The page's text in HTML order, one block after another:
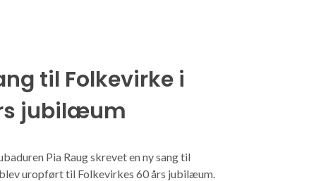
til Folkevirke i
jubilæum
Pia Raug skrevet en ny sang til
blev uropført til Folkevirkes 60 års jubilæum.